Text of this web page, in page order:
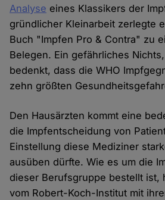
Analyse eines Klassikers der
gründlicher Kleinarbeit zerlegte
Buch "Impfen Pro & Contra" zu
Belegen. Ein gefährliches
bedenkt, dass die WHO
zehn größten
Den Hausärzten kommt eine
die Impfentscheidung von
Einstellung diese Mediziner
ausüben dürfte. Wie es um die
dieser Berufsgruppe bestellt ist,
vom Robert-Koch-Institut mit